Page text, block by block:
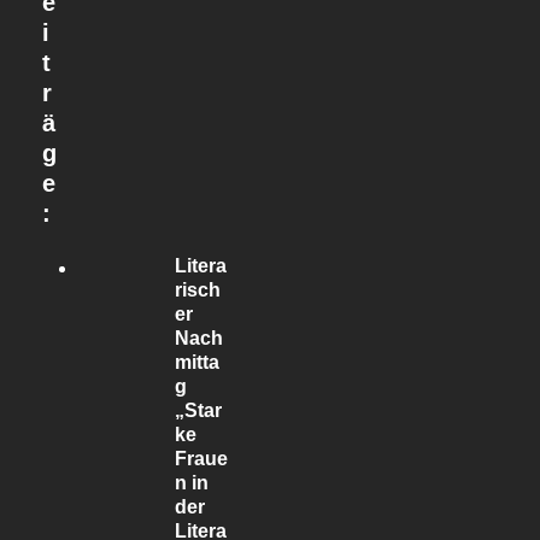
i
t
r
ä
g
e
:
Litera
risch
er
Nach
mitta
g
„Star
ke
Fraue
n in
der
Litera